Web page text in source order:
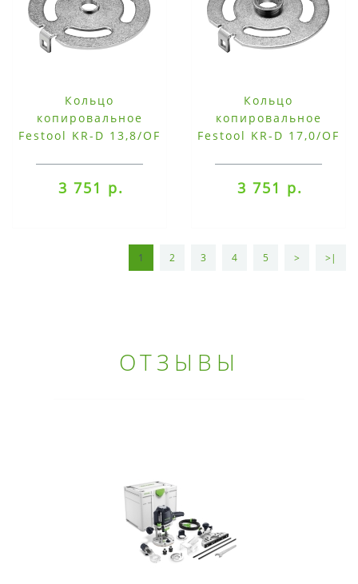
Кольцо
копировальное
Festool KR-D 13,8/OF
3 751 р.
Кольцо
копировальное
Festool KR-D 17,0/OF
3 751 р.
1 2 3 4 5 > >|
ОТЗЫВЫ